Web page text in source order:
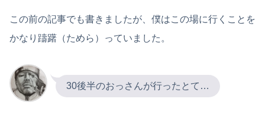
この前の記事でも書きましたが、僕はこの場に行くことを
かなり躊躇（ためら）っていました。
30後半のおっさんが行ったとて…